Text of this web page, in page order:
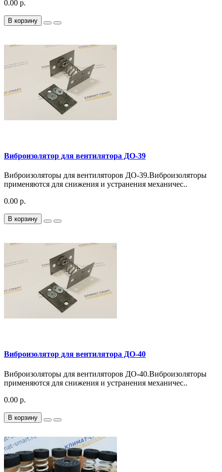
0.00 р.
В корзину
Виброизолятор для вентилятора ДО-39
Виброизоляторы для вентиляторов ДО-39.Виброизоляторы
применяются для снижения и устранения механичес..
0.00 р.
В корзину
Виброизолятор для вентилятора ДО-40
Виброизоляторы для вентиляторов ДО-40.Виброизоляторы
применяются для снижения и устранения механичес..
0.00 р.
В корзину